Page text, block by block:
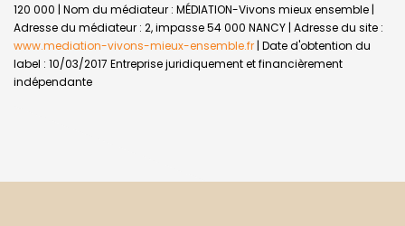
120 000 | Nom du médiateur : MÉDIATION-Vivons mieux ensemble |
Adresse du médiateur : 2, impasse 54 000 NANCY | Adresse du site :
www.mediation-vivons-mieux-ensemble.fr | Date d'obtention du
label : 10/03/2017 Entreprise juridiquement et financièrement
indépendante